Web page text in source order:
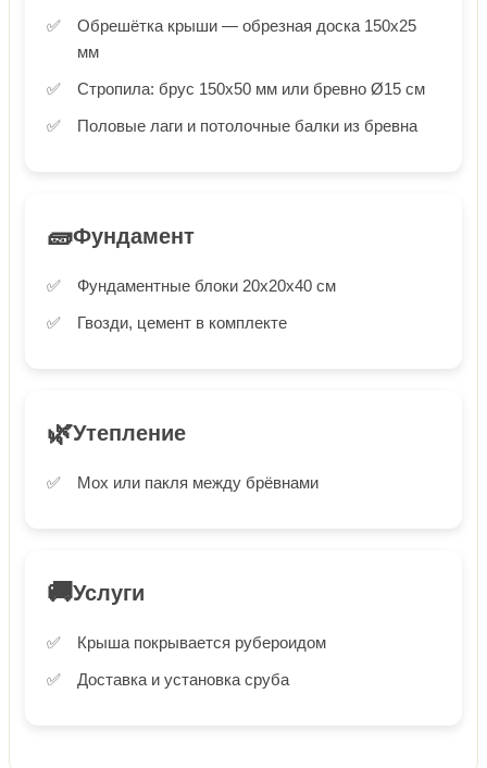
Обрешётка крыши — обрезная доска 150х25
мм
Стропила: брус 150х50 мм или бревно Ø15 см
Половые лаги и потолочные балки из бревна
🧱Фундамент
Фундаментные блоки 20х20х40 см
Гвозди, цемент в комплекте
🌿Утепление
Мох или пакля между брёвнами
🚚Услуги
Крыша покрывается рубероидом
Доставка и установка сруба